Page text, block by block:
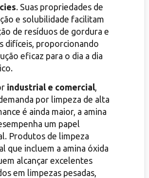
. Suas propriedades de
e solubilidade facilitam
de resíduos de gordura e
difíceis, proporcionando
eficaz para o dia a dia
industrial e comercial
por limpeza de alta
é ainda maior, a amina
um papel
Produtos de limpeza
que incluem a amina óxida
alcançar excelentes
em limpezas pesadas,